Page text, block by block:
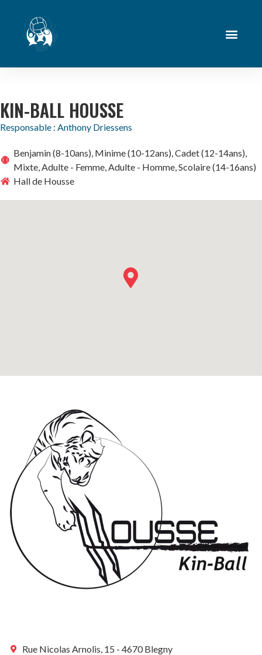
Rue Nicolas Arnolis, 15 - 4670 Blegny
KIN-BALL HOUSSE
Responsable : Anthony Driessens
Benjamin (8-10ans), Minime (10-12ans), Cadet (12-14ans),
Mixte, Adulte - Femme, Adulte - Homme, Scolaire (14-16ans)
Hall de Housse